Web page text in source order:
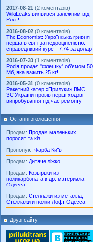
2017-08-21 (2 коментарів)
WikiLeaks виявився залежним від
Росії!
2016-08-02 (0 коментарів)
The Economist: Українська гривня
перша в світі за недооціненістю:
справедливий курс - 7,74 за долар
2016-07-30 (1 коментарів)
Росія продає "флешку" об’ємом 50
Мб, яка важить 25 кг!
2016-05-31 (0 коментарів)
Ракетний катер «Прилуки» ВМС
ЗС України провів перші ходові
випробування під час ремонту
Останні оголошення
Продам: Продам маленьких
поросят та кіз
Пропоную: Фарба Київ
Продам: Дитяче ліжко
Продам: Козырьки из
поликарбоната и др. материала
Одесса
Продам: Стеллажи из металла,
Стеллажи и полки Лофт Одесса
Друзі сайту